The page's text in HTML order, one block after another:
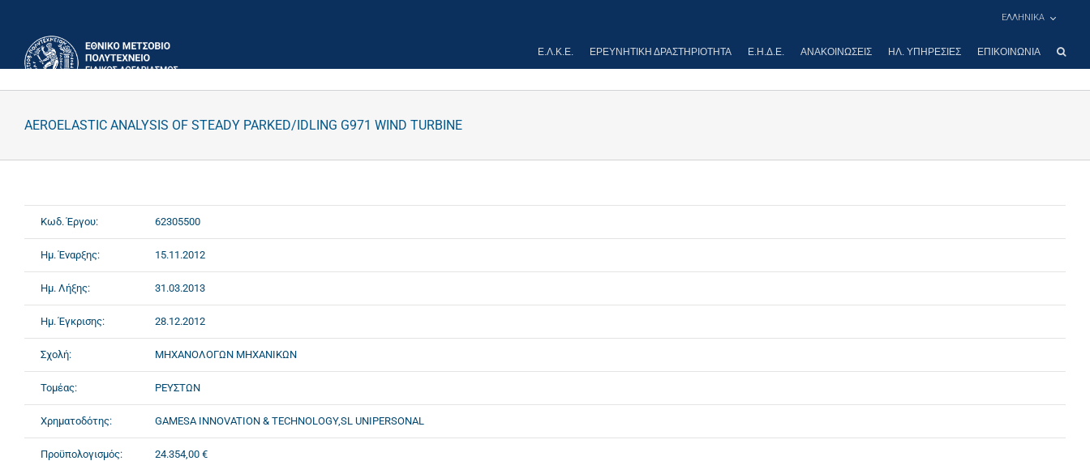
περιεχόμενο
ΕΛΛΗΝΙΚΑ
Ε.Λ.Κ.Ε. ΕΡΕΥΝΗΤΙΚΉ ΔΡΑΣΤΗΡΙΌΤΗΤΑ Ε.Η.Δ.Ε. ΑΝΑΚΟΙΝΏΣΕΙΣ ΗΛ. ΥΠΗΡΕΣΊΕΣ ΕΠΙΚΟΙΝΩΝΊΑ
AEROELASTIC ANALYSIS OF STEADY PARKED/IDLING G971 WIND TURBINE
Κωδ. Έργου: 62305500
Ημ. Έναρξης: 15.11.2012
Ημ. Λήξης: 31.03.2013
Ημ. Έγκρισης: 28.12.2012
Σχολή: ΜΗΧΑΝΟΛΟΓΩΝ ΜΗΧΑΝΙΚΩΝ
Τομέας: ΡΕΥΣΤΩΝ
Χρηματοδότης: GAMESA INNOVATION & TECHNOLOGY,SL UNIPERSONAL
Προϋπολογισμός: 24.354,00 €